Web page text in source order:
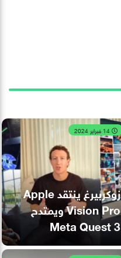
زوكربيرغ ينتقد Apple
Vision Pro ويمتدح
Meta Quest 3